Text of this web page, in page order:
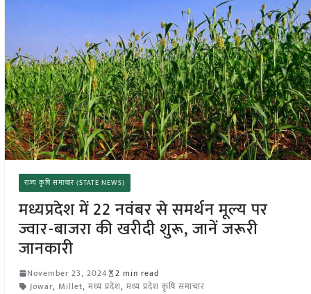
राज्य कृषि समाचार (STATE NEWS)
मध्यप्रदेश में 22 नवंबर से समर्थन मूल्य पर
ज्वार-बाजरा की खरीदी शुरू, जानें जरूरी
जानकारी
November 23, 2024
2 min read
Jowar, Millet, मध्य प्रदेश, मध्य प्रदेश कृषि समाचार